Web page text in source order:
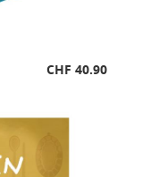
CHF 40.90